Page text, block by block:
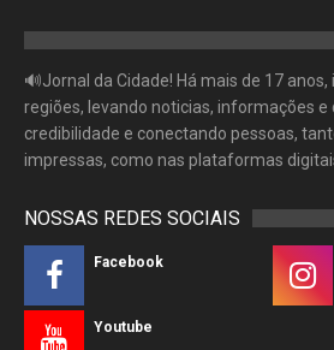
🔊Jornal da Cidade! Há mais de 17
regiões, levando noticias, informações
credibilidade e conectando pessoas,
impressas, como nas plataformas
NOSSAS REDES SOCIAIS
Facebook
Youtube